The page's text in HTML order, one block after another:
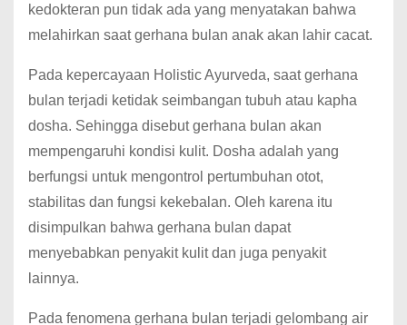
kedokteran pun tidak ada yang menyatakan bahwa
melahirkan saat gerhana bulan anak akan lahir cacat.
Pada kepercayaan Holistic Ayurveda, saat gerhana
bulan terjadi ketidak seimbangan tubuh atau kapha
dosha. Sehingga disebut gerhana bulan akan
mempengaruhi kondisi kulit. Dosha adalah yang
berfungsi untuk mengontrol pertumbuhan otot,
stabilitas dan fungsi kekebalan. Oleh karena itu
disimpulkan bahwa gerhana bulan dapat
menyebabkan penyakit kulit dan juga penyakit
lainnya.
Pada fenomena gerhana bulan terjadi gelombang air